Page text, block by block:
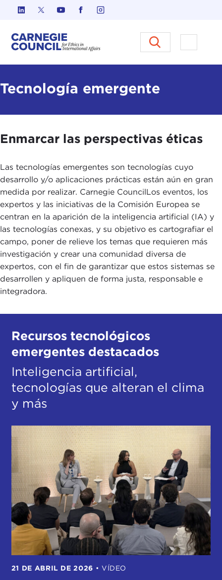
Ir al contenido
Carnegie Council sobre Ética
Abrir el
Tecnología emergente
Enmarcar las perspectivas éticas
Las tecnologías emergentes son tecnologías cuyo
desarrollo y/o aplicaciones prácticas están aún en gran
medida por realizar. Carnegie CouncilLos eventos, los
expertos y las iniciativas de la Comisión Europea se
centran en la aparición de la inteligencia artificial (IA) y
las tecnologías conexas, y su objetivo es cartografiar el
campo, poner de relieve los temas que requieren más
investigación y crear una comunidad diversa de
expertos, con el fin de garantizar que estos sistemas se
desarrollen y apliquen de forma justa, responsable e
integradora.
Recursos tecnológicos
emergentes destacados
Inteligencia artificial,
tecnologías que alteran el clima
y más
21 DE ABRIL DE 2026 • VÍDEO